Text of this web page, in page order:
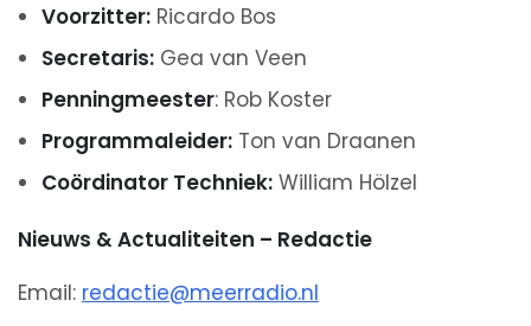
Voorzitter: Ricardo Bos
Secretaris: Gea van Veen
Penningmeester: Rob Koster
Programmaleider: Ton van Draanen
Coördinator Techniek: William Hölzel
Nieuws & Actualiteiten – Redactie
Email: redactie@meerradio.nl